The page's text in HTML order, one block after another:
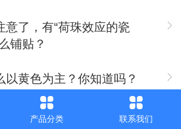
意了，有“荷珠效应的瓷
铺贴？
以黄色为主？你知道吗？
以黄色为主？你知道吗？
产品分类 联系我们